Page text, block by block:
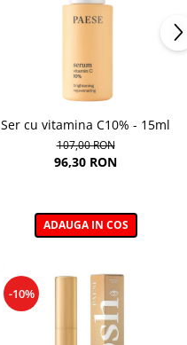
Ser cu vitamina C10% - 15ml
107,00 RON
96,30 RON
ADAUGA IN COS
-10%